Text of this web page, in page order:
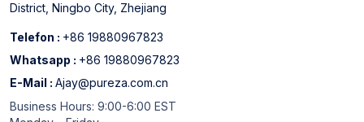
District, Ningbo City, Zhejiang
Telefon : +86 19880967823
Whatsapp : +86 19880967823
E-Mail : Ajay@pureza.com.cn
Business Hours: 9:00-6:00 EST